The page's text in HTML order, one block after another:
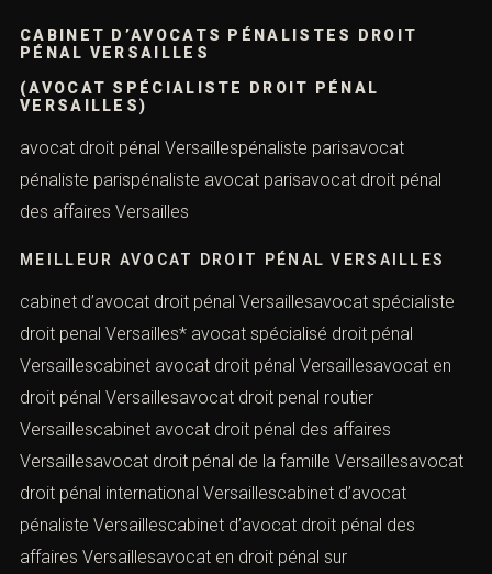
CABINET D’AVOCATS PÉNALISTES DROIT
PÉNAL VERSAILLES
(AVOCAT SPÉCIALISTE DROIT PÉNAL
VERSAILLES)
avocat droit pénal Versaillespénaliste parisavocat
pénaliste parispénaliste avocat parisavocat droit pénal
des affaires Versailles
MEILLEUR AVOCAT DROIT PÉNAL VERSAILLES
cabinet d’avocat droit pénal Versaillesavocat spécialiste
droit penal Versailles* avocat spécialisé droit pénal
Versaillescabinet avocat droit pénal Versaillesavocat en
droit pénal Versaillesavocat droit penal routier
Versaillescabinet avocat droit pénal des affaires
Versaillesavocat droit pénal de la famille Versaillesavocat
droit pénal international Versaillescabinet d’avocat
pénaliste Versaillescabinet d’avocat droit pénal des
affaires Versaillesavocat en droit pénal sur